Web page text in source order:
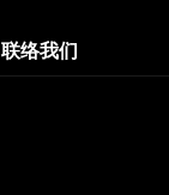
联络我们